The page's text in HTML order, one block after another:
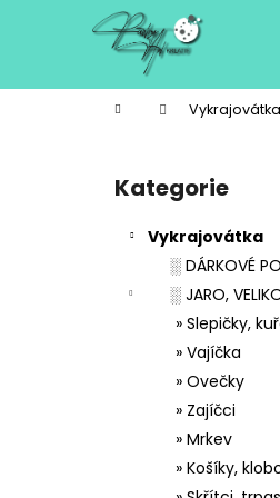
Domů Vykrajovátka
Přeskočit
kategorie
Kategorie
Vykrajovátka
░ DÁRKOVÉ
░ JARO,
» Slepičky,
» Vajíčka
» Ovečky
» Zajíčci
» Mrkev
» Košíky,
í
Zpět
do
Zpět
do